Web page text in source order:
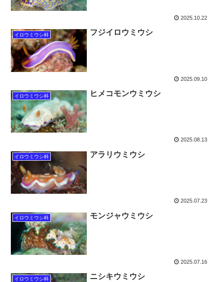
2025.10.22
イロウミウシ科 フジイロウミウシ
2025.09.10
イロウミウシ科 ヒメコモンウミウシ
2025.08.13
イロウミウシ科 アラリウミウシ
2025.07.23
イロウミウシ科 モンジャウミウシ
2025.07.16
イロウミウシ科 ニシキウミウシ